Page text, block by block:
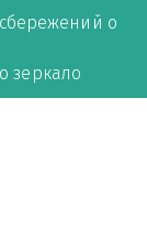
о
зеркало